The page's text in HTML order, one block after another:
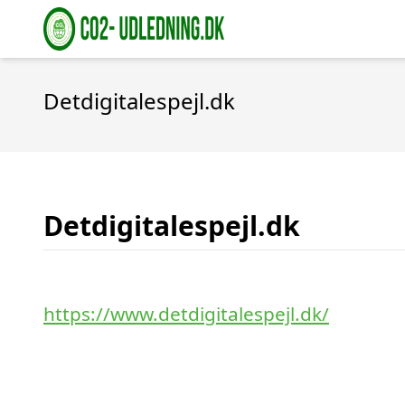
Detdigitalespejl.dk
Detdigitalespejl.dk
https://www.detdigitalespejl.dk/